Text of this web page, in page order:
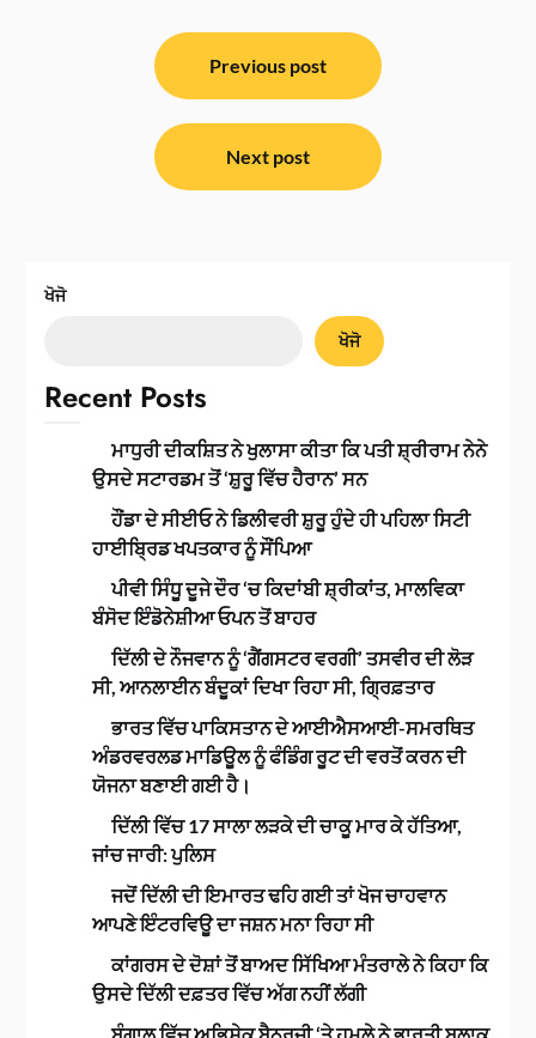
Previous post
Next post
ਖੋਜੋ
ਖੋਜੋ
Recent Posts
ਮਾਧੁਰੀ ਦੀਕਸ਼ਿਤ ਨੇ ਖੁਲਾਸਾ ਕੀਤਾ ਕਿ ਪਤੀ ਸ਼੍ਰੀਰਾਮ ਨੇਨੇ
ਉਸਦੇ ਸਟਾਰਡਮ ਤੋਂ ‘ਸ਼ੁਰੂ ਵਿੱਚ ਹੈਰਾਨ’ ਸਨ
ਹੌਂਡਾ ਦੇ ਸੀਈਓ ਨੇ ਡਿਲੀਵਰੀ ਸ਼ੁਰੂ ਹੁੰਦੇ ਹੀ ਪਹਿਲਾ ਸਿਟੀ
ਹਾਈਬ੍ਰਿਡ ਖਪਤਕਾਰ ਨੂੰ ਸੌਂਪਿਆ
ਪੀਵੀ ਸਿੰਧੂ ਦੂਜੇ ਦੌਰ ‘ਚ ਕਿਦਾਂਬੀ ਸ਼੍ਰੀਕਾਂਤ, ਮਾਲਵਿਕਾ
ਬੰਸੋਦ ਇੰਡੋਨੇਸ਼ੀਆ ਓਪਨ ਤੋਂ ਬਾਹਰ
ਦਿੱਲੀ ਦੇ ਨੌਜਵਾਨ ਨੂੰ ‘ਗੈਂਗਸਟਰ ਵਰਗੀ’ ਤਸਵੀਰ ਦੀ ਲੋੜ
ਸੀ, ਆਨਲਾਈਨ ਬੰਦੂਕਾਂ ਦਿਖਾ ਰਿਹਾ ਸੀ, ਗ੍ਰਿਫ਼ਤਾਰ
ਭਾਰਤ ਵਿੱਚ ਪਾਕਿਸਤਾਨ ਦੇ ਆਈਐਸਆਈ-ਸਮਰਥਿਤ
ਅੰਡਰਵਰਲਡ ਮਾਡਿਊਲ ਨੂੰ ਫੰਡਿੰਗ ਰੂਟ ਦੀ ਵਰਤੋਂ ਕਰਨ ਦੀ
ਯੋਜਨਾ ਬਣਾਈ ਗਈ ਹੈ।
ਦਿੱਲੀ ਵਿੱਚ 17 ਸਾਲਾ ਲੜਕੇ ਦੀ ਚਾਕੂ ਮਾਰ ਕੇ ਹੱਤਿਆ,
ਜਾਂਚ ਜਾਰੀ: ਪੁਲਿਸ
ਜਦੋਂ ਦਿੱਲੀ ਦੀ ਇਮਾਰਤ ਢਹਿ ਗਈ ਤਾਂ ਖੋਜ ਚਾਹਵਾਨ
ਆਪਣੇ ਇੰਟਰਵਿਊ ਦਾ ਜਸ਼ਨ ਮਨਾ ਰਿਹਾ ਸੀ
ਕਾਂਗਰਸ ਦੇ ਦੋਸ਼ਾਂ ਤੋਂ ਬਾਅਦ ਸਿੱਖਿਆ ਮੰਤਰਾਲੇ ਨੇ ਕਿਹਾ ਕਿ
ਉਸਦੇ ਦਿੱਲੀ ਦਫ਼ਤਰ ਵਿੱਚ ਅੱਗ ਨਹੀਂ ਲੱਗੀ